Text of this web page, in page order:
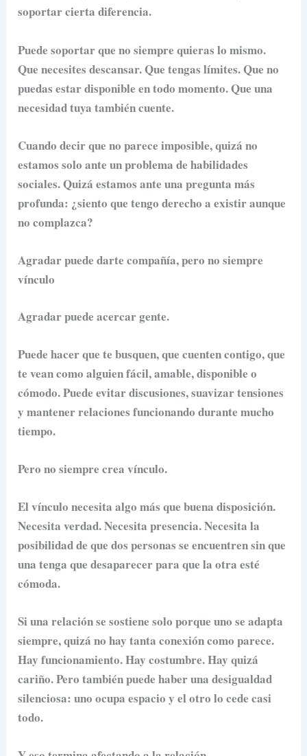
soportar cierta diferencia.
Puede soportar que no siempre quieras lo mismo.
Que necesites descansar. Que tengas límites. Que no
puedas estar disponible en todo momento. Que una
necesidad tuya también cuente.
Cuando decir que no parece imposible, quizá no
estamos solo ante un problema de habilidades
sociales. Quizá estamos ante una pregunta más
profunda: ¿siento que tengo derecho a existir aunque
no complazca?
Agradar puede darte compañía, pero no siempre
vínculo
Agradar puede acercar gente.
Puede hacer que te busquen, que cuenten contigo, que
te vean como alguien fácil, amable, disponible o
cómodo. Puede evitar discusiones, suavizar tensiones
y mantener relaciones funcionando durante mucho
tiempo.
Pero no siempre crea vínculo.
El vínculo necesita algo más que buena disposición.
Necesita verdad. Necesita presencia. Necesita la
posibilidad de que dos personas se encuentren sin que
una tenga que desaparecer para que la otra esté
cómoda.
Si una relación se sostiene solo porque uno se adapta
siempre, quizá no hay tanta conexión como parece.
Hay funcionamiento. Hay costumbre. Hay quizá
cariño. Pero también puede haber una desigualdad
silenciosa: uno ocupa espacio y el otro lo cede casi
todo.